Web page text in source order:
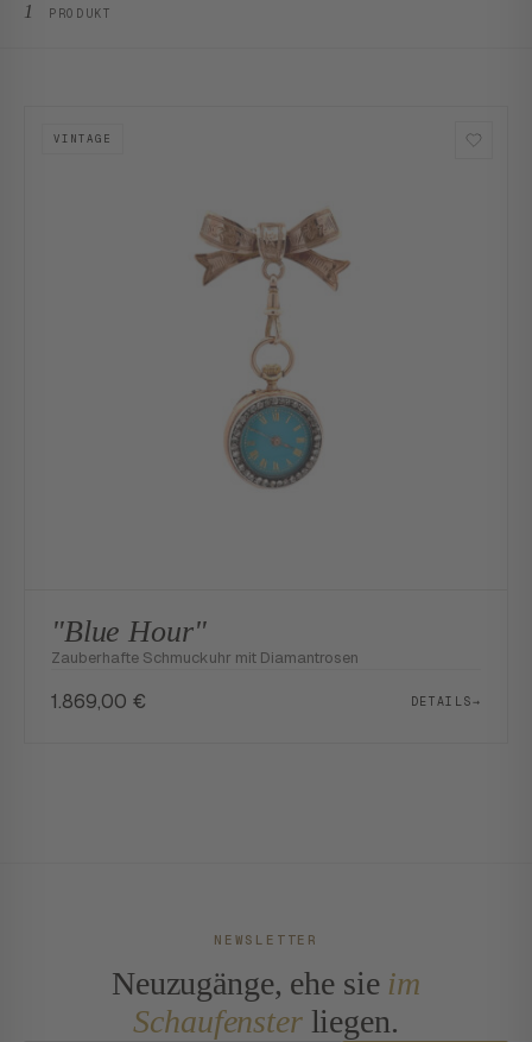
1 PRODUKT
VINTAGE
"Blue Hour"
Zauberhafte Schmuckuhr mit Diamantrosen
1.869,00 € DETAILS→
NEWSLETTER
Neuzugänge, ehe sie im
Schaufensterliegen.